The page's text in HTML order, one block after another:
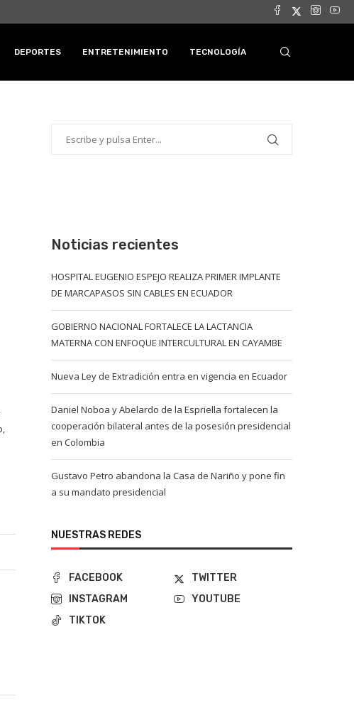
DEPORTES ENTRETENIMIENTO TECNOLOGÍA
Noticias recientes
HOSPITAL EUGENIO ESPEJO REALIZA PRIMER IMPLANTE
DE MARCAPASOS SIN CABLES EN ECUADOR
GOBIERNO NACIONAL FORTALECE LA LACTANCIA
MATERNA CON ENFOQUE INTERCULTURAL EN CAYAMBE
Nueva Ley de Extradición entra en vigencia en Ecuador
Daniel Noboa y Abelardo de la Espriella fortalecen la
cooperación bilateral antes de la posesión presidencial
en Colombia
Gustavo Petro abandona la Casa de Nariño y pone fin
a su mandato presidencial
NUESTRAS REDES
FACEBOOK
TWITTER
INSTAGRAM
YOUTUBE
TIKTOK